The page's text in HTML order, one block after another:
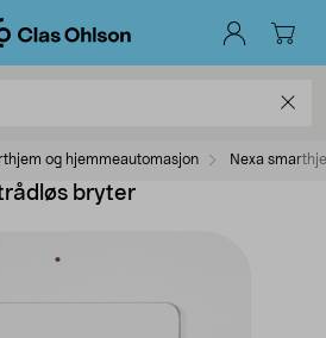
og hjemmeautomasjon Nexa
bryter